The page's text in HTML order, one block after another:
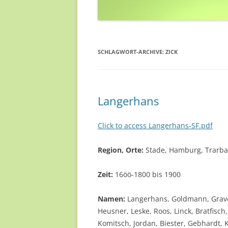
SCHLAGWORT-ARCHIVE: ZICK
Langerhans
Click to access Langerhans-SF.pdf
Region, Orte: Stade, Hamburg,
Zeit: 16öö-1800 bis 1900
Namen: Langerhans, Goldmann,
Heusner, Leske, Roos, Linck,
Komitsch, Jordan, Biester, Gebhardt,